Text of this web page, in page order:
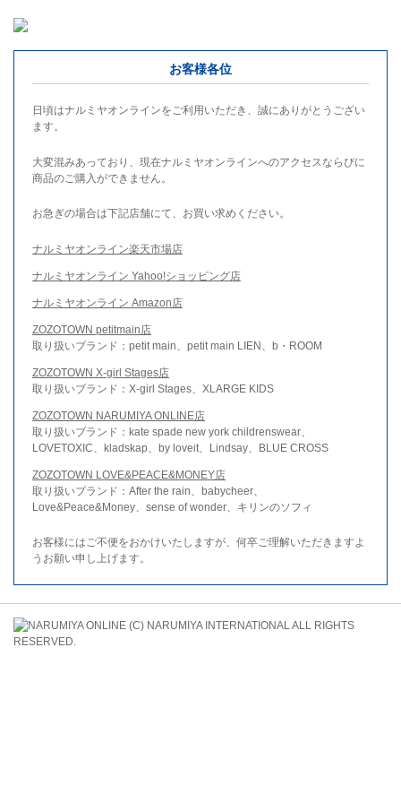
お客様各位
日頃はナルミヤオンラインをご利用いただき、誠にありがとうござい
ます。
大変混みあっており、現在ナルミヤオンラインへのアクセスならびに
商品のご購入ができません。
お急ぎの場合は下記店舗にて、お買い求めください。
ナルミヤオンライン楽天市場店
ナルミヤオンライン Yahoo!ショッピング店
ナルミヤオンライン Amazon店
ZOZOTOWN petitmain店
取り扱いブランド：petit main、petit main LIEN、b・ROOM
ZOZOTOWN X-girl Stages店
取り扱いブランド：X-girl Stages、XLARGE KIDS
ZOZOTOWN NARUMIYA ONLINE店
取り扱いブランド：kate spade new york childrenswear、
LOVETOXIC、kladskap、by loveit、Lindsay、BLUE CROSS
ZOZOTOWN LOVE&PEACE&MONEY店
取り扱いブランド：After the rain、babycheer、
Love&Peace&Money、sense of wonder、キリンのソフィ
お客様にはご不便をおかけいたしますが、何卒ご理解いただきますよ
うお願い申し上げます。